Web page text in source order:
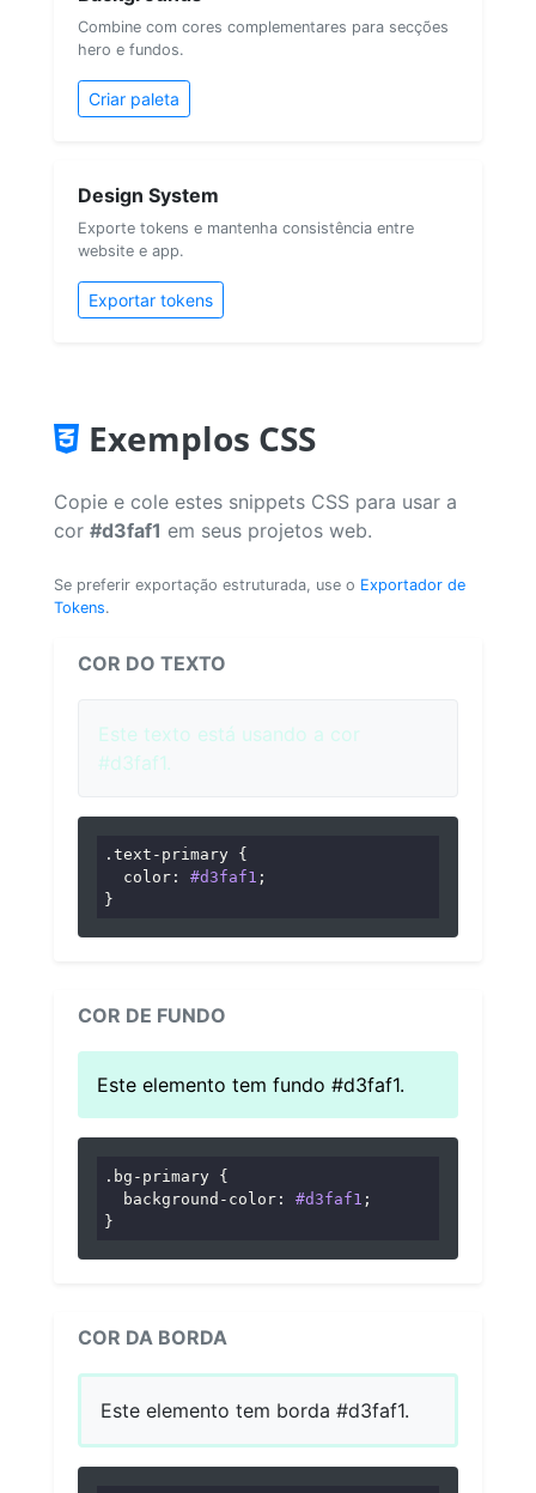
Combine com cores complementares para secções
hero e fundos.
Criar paleta
Design System
Exporte tokens e mantenha consistência entre
website e app.
Exportar tokens
Exemplos CSS
Copie e cole estes snippets CSS para usar a
cor #d3faf1 em seus projetos web.
Se preferir exportação estruturada, use o Exportador de
Tokens.
COR DO TEXTO
Este texto está usando a cor
#d3faf1.
.text-primary {
color : #d3faf1 ;
}
COR DE FUNDO
Este elemento tem fundo #d3faf1.
.bg-primary {
background-color : #d3faf1 ;
}
COR DA BORDA
Este elemento tem borda #d3faf1.